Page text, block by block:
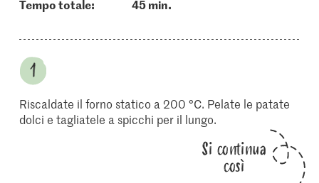
Tempo totale: 45 min.
Riscaldate il forno statico a 200 °C. Pelate le patate
dolci e tagliatele a spicchi per il lungo.
Si continua
così